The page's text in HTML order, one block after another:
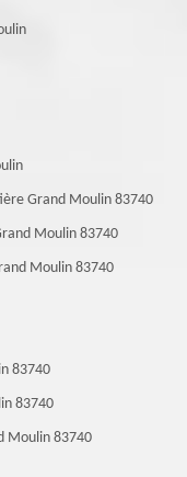
Grand Moulin 83740
Moulin 83740
Moulin 83740
83740
83740
Moulin 83740